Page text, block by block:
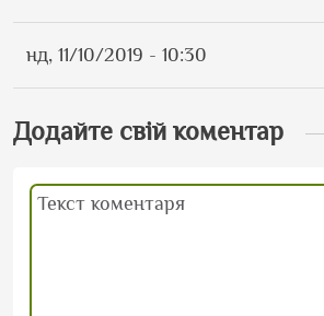
нд, 11/10/2019 - 10:30
Додайте свій коментар